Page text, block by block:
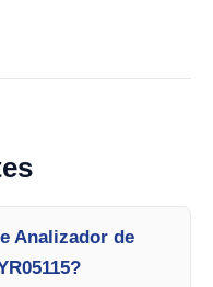
Analizador de